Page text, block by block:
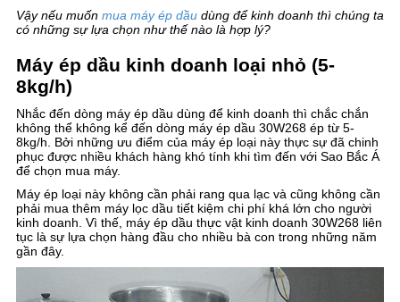
Vậy nếu muốn mua máy ép dầu dùng để kinh doanh thì chúng ta
có những sự lựa chọn như thế nào là hợp lý?
Máy ép dầu kinh doanh loại nhỏ (5-
8kg/h)
Nhắc đến dòng máy ép dầu dùng để kinh doanh thì chắc chắn
không thể không kể đến dòng máy ép dầu 30W268 ép từ 5-
8kg/h. Bởi những ưu điểm của máy ép loại này thực sự đã chinh
phục được nhiều khách hàng khó tính khi tìm đến với Sao Bắc Á
để chọn mua máy.
Máy ép loại này không cần phải rang qua lạc và cũng không cần
phải mua thêm máy lọc dầu tiết kiệm chi phí khá lớn cho người
kinh doanh. Vì thế, máy ép dầu thực vật kinh doanh 30W268 liên
tục là sự lựa chọn hàng đầu cho nhiều bà con trong những năm
gần đây.